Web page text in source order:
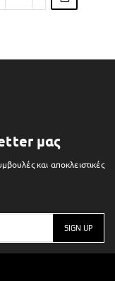
μας
και αποκλειστικές